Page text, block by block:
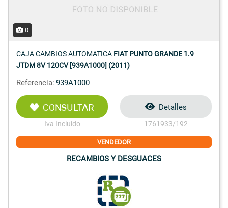
0
CAJA CAMBIOS AUTOMATICA FIAT PUNTO GRANDE 1.9
JTDM 8V 120CV [939A1000] (2011)
Referencia: 939A1000
CONSULTAR
Iva Incluido
Detalles
1761933/192
VENDEDOR
RECAMBIOS Y DESGUACES